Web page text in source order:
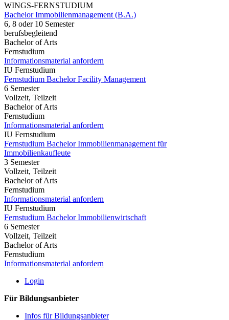
WINGS-FERNSTUDIUM
Bachelor Immobilienmanagement (B.A.)
6, 8 oder 10 Semester
berufsbegleitend
Bachelor of Arts
Fernstudium
Informationsmaterial anfordern
IU Fernstudium
Fernstudium Bachelor Facility Management
6 Semester
Vollzeit, Teilzeit
Bachelor of Arts
Fernstudium
Informationsmaterial anfordern
IU Fernstudium
Fernstudium Bachelor Immobilienmanagement für
Immobilienkaufleute
3 Semester
Vollzeit, Teilzeit
Bachelor of Arts
Fernstudium
Informationsmaterial anfordern
IU Fernstudium
Fernstudium Bachelor Immobilienwirtschaft
6 Semester
Vollzeit, Teilzeit
Bachelor of Arts
Fernstudium
Informationsmaterial anfordern
Login
Für Bildungsanbieter
Infos für Bildungsanbieter